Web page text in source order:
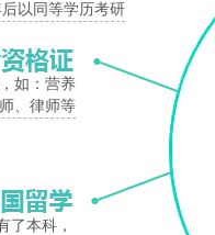
以同等学历考研
如：营养
、律师等
了本科，